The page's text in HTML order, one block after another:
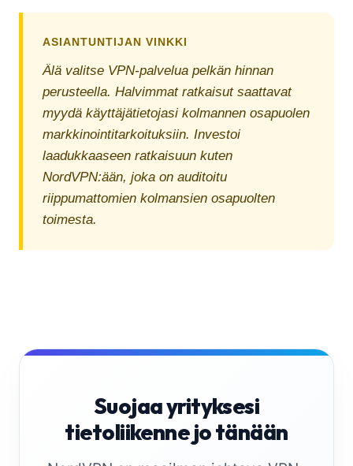
ASIANTUNTIJAN VINKKI
Älä valitse VPN-palvelua pelkän hinnan
perusteella. Halvimmat ratkaisut saattavat
myydä käyttäjätietojasi kolmannen osapuolen
markkinointitarkoituksiin. Investoi
laadukkaaseen ratkaisuun kuten
NordVPN:ään, joka on auditoitu
riippumattomien kolmansien osapuolten
toimesta.
Suojaa yrityksesi
tietoliikenne jo tänään